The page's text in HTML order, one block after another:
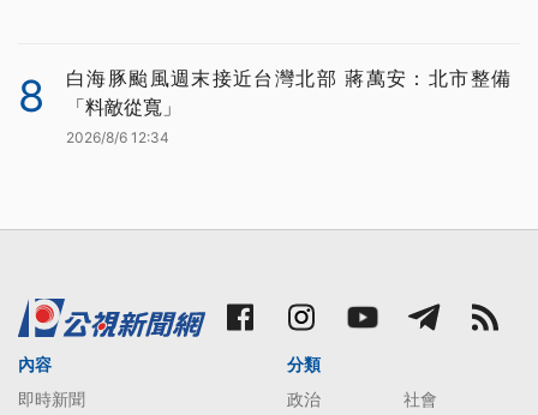
8
白海豚颱風週末接近台灣北部 蔣萬安：北市整備
「料敵從寬」
2026/8/6 12:34
內容
即時新聞
分類
政治
社會